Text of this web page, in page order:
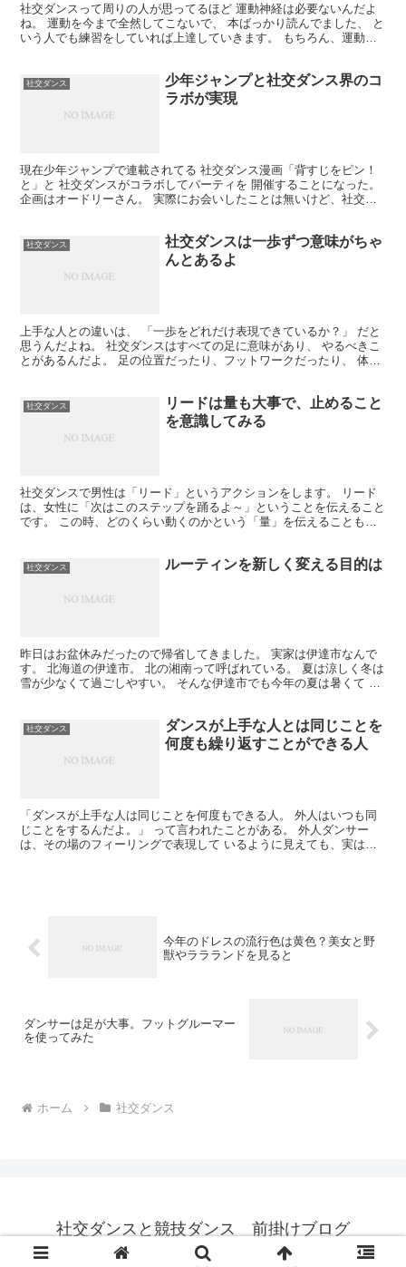
社交ダンスって周りの人が思ってるほど 運動神経は必要ないんだよ
ね。 運動を今まで全然してこないで、 本ばっかり読んでました、 と
いう人でも練習をしていれば上達していきます。 もちろん、運動神
社交ダンス
少年ジャンプと社交ダンス界のコ
ラボが実現
現在少年ジャンプで連載されてる 社交ダンス漫画「背すじをピン！
と」と 社交ダンスがコラボしてパーティを 開催することになった。
企画はオードリーさん。 実際にお会いしたことは無いけど、社交ダ
社交ダンス
社交ダンスは一歩ずつ意味がちゃ
んとあるよ
上手な人との違いは、 「一歩をどれだけ表現できているか？」 だと
思うんだよね。 社交ダンスはすべての足に意味があり、 やるべきこ
とがあるんだよ。 足の位置だったり、フットワークだったり、 体重
社交ダンス
リードは量も大事で、止めること
を意識してみる
社交ダンスで男性は「リード」というアクションをします。 リード
は、女性に「次はこのステップを踊るよ～」ということを伝えること
です。 この時、どのくらい動くのかという「量」を伝えることも大
社交ダンス ルーティンを新しく変える目的は
昨日はお盆休みだったので帰省してきました。 実家は伊達市なんで
す。 北海道の伊達市。 北の湘南って呼ばれている。 夏は涼しく冬は
雪が少なくて過ごしやすい。 そんな伊達市でも今年の夏は暑くて 大
社交ダンス
ダンスが上手な人とは同じことを
何度も繰り返すことができる人
「ダンスが上手な人は同じことを何度もできる人。 外人はいつも同
じことをするんだよ。」 って言われたことがある。 外人ダンサー
は、その場のフィーリングで表現して いるように見えても、実は毎
今年のドレスの流行色は黄色？美女と野
獣やララランドを見ると
ダンサーは足が大事。フットグルーマー
を使ってみた
ホーム 社交ダンス
社交ダンスと競技ダンス 前掛けブログ
© 2015 社交ダンスと競技ダンス 前掛けブログ.